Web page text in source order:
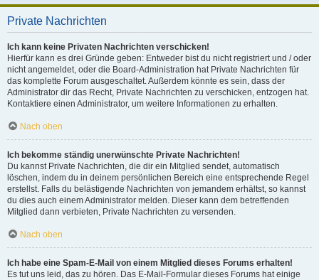
Private Nachrichten
Ich kann keine Privaten Nachrichten verschicken!
Hierfür kann es drei Gründe geben: Entweder bist du nicht registriert und / oder
nicht angemeldet, oder die Board-Administration hat Private Nachrichten für
das komplette Forum ausgeschaltet. Außerdem könnte es sein, dass der
Administrator dir das Recht, Private Nachrichten zu verschicken, entzogen hat.
Kontaktiere einen Administrator, um weitere Informationen zu erhalten.
Nach oben
Ich bekomme ständig unerwünschte Private Nachrichten!
Du kannst Private Nachrichten, die dir ein Mitglied sendet, automatisch
löschen, indem du in deinem persönlichen Bereich eine entsprechende Regel
erstellst. Falls du belästigende Nachrichten von jemandem erhältst, so kannst
du dies auch einem Administrator melden. Dieser kann dem betreffenden
Mitglied dann verbieten, Private Nachrichten zu versenden.
Nach oben
Ich habe eine Spam-E-Mail von einem Mitglied dieses Forums erhalten!
Es tut uns leid, das zu hören. Das E-Mail-Formular dieses Forums hat einige